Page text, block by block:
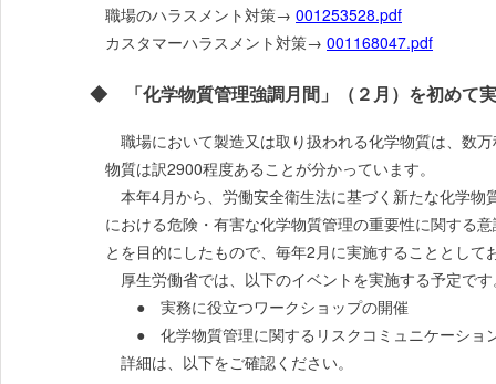
職場のハラスメント対策→ 001253528.pdf
カスタマーハラスメント対策→ 001168047.pdf
◆ 「化学物質管理強調月間」（２月）を初めて
職場において製造又は取り扱われる化学物質は、数
物質は訳2900程度あることが分かっています。
本年4月から、労働安全衛生法に基づく新たな化学物
における危険・有害な化学物質管理の重要性に関する
とを目的にしたもので、毎年2月に実施することとし
厚生労働省では、以下のイベントを実施する予定で
● 実務に役立つワークショップの開催
● 化学物質管理に関するリスクコミュニケーショ
詳細は、以下をご確認ください。